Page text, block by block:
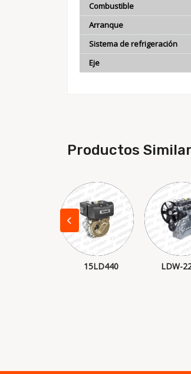
Combustible
Arranque
Sistema de refrigeración
Eje
Productos
15LD440 LDW-